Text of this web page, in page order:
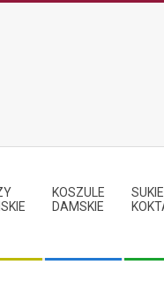
KOSZULE
DAMSKIE